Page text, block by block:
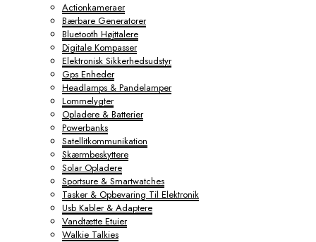
Actionkameraer
Bærbare Generatorer
Bluetooth Højttalere
Digitale Kompasser
Elektronisk Sikkerhedsudstyr
Gps Enheder
Headlamps & Pandelamper
Lommelygter
Opladere & Batterier
Powerbanks
Satellitkommunikation
Skærmbeskyttere
Solar Opladere
Sportsure & Smartwatches
Tasker & Opbevaring Til Elektronik
Usb Kabler & Adaptere
Vandtætte Etuier
Walkie Talkies